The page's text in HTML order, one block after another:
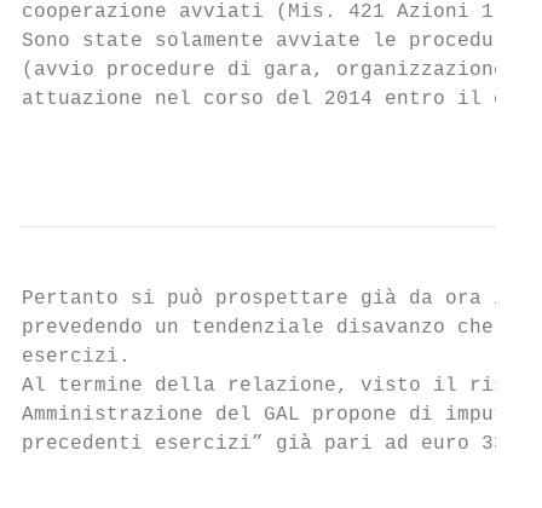
cooperazione avviati (Mis. 421 Azioni 1
Sono state solamente avviate le
(avvio procedure di gara, organizzazione
attuazione nel corso del 2014 entro il cui
Pertanto si può prospettare già da ora il
prevedendo un tendenziale disavanzo
esercizi.
Al termine della relazione, visto il
Amministrazione del GAL propone di
precedenti esercizi” già pari ad euro